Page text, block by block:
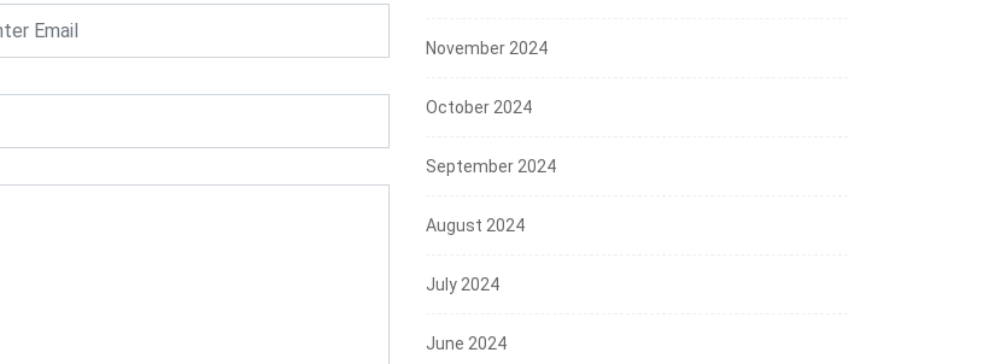
November 2024
October 2024
September 2024
August 2024
July 2024
June 2024